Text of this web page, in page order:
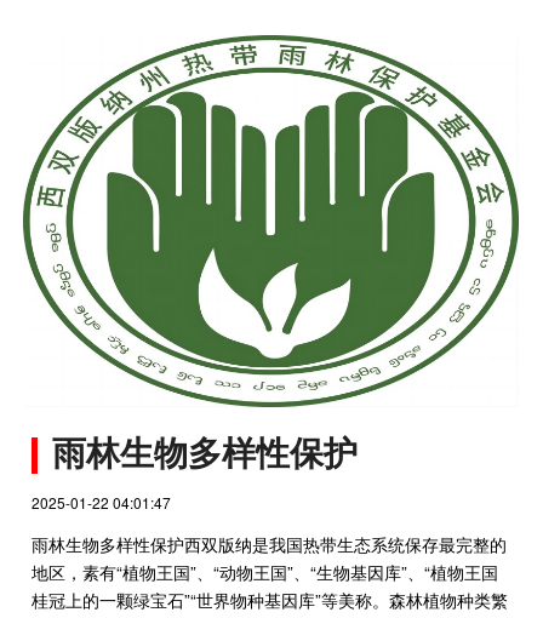
雨林生物多样性保护
2025-01-22 04:01:47
雨林生物多样性保护西双版纳是我国热带生态系统保存最完整的
地区，素有“植物王国”、“动物王国”、“生物基因库”、“植物王国
桂冠上的一颗绿宝石”“世界物种基因库”等美称。森林植物种类繁